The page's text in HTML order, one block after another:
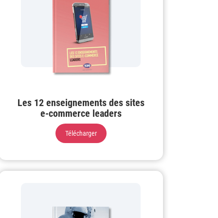
Les 12 enseignements des sites
e-commerce leaders
Télécharger